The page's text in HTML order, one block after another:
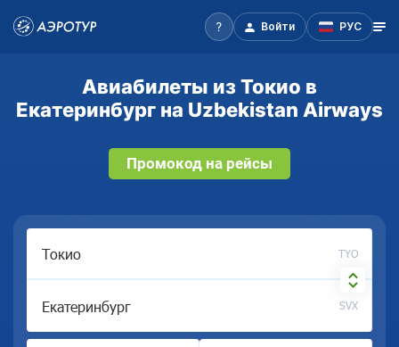
Войти РУС
Авиабилеты из Токио в
Екатеринбург на Uzbekistan Airways
Промокод на рейсы
TYO
SVX